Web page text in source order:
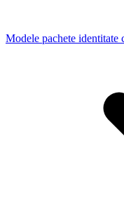
Modele pachete identitate